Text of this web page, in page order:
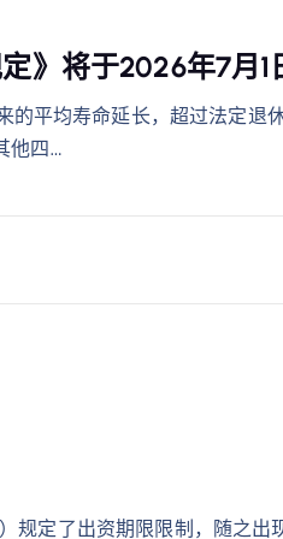
》将于2026年7月1
平均寿命延长，超过法定
他四…
定了出资期限限制，随之